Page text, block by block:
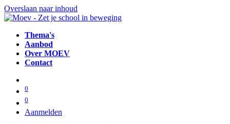
Overslaan naar inhoud
Thema's
Aanbod
Over MOEV
Contact
0
0
Aanmelden